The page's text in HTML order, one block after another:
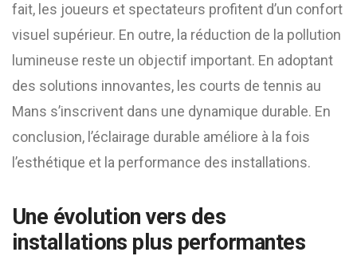
fait, les joueurs et spectateurs profitent d’un confort
visuel supérieur. En outre, la réduction de la pollution
lumineuse reste un objectif important. En adoptant
des solutions innovantes, les courts de tennis au
Mans s’inscrivent dans une dynamique durable. En
conclusion, l’éclairage durable améliore à la fois
l’esthétique et la performance des installations.
Une évolution vers des
installations plus performantes